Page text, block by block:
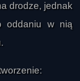
drodze, jednak
oddaniu w nią